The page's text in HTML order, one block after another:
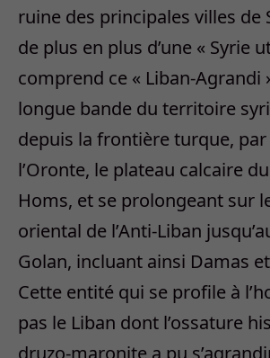
ruine des principales villes de
de plus en plus d’une « Syrie
comprend ce « Liban-Agrandi
longue bande du territoire
depuis la frontière turque, par
l’Oronte, le plateau calcaire
Homs, et se prolongeant sur
oriental de l’Anti-Liban
Golan, incluant ainsi Damas
Cette entité qui se profile à
pas le Liban dont l’ossature
druzo-maronite a pu